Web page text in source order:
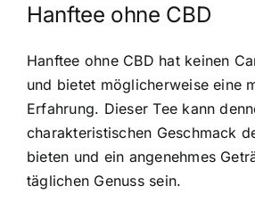
Hanftee ohne CBD
Hanftee ohne CBD hat keinen
und bietet möglicherweise eine
Erfahrung. Dieser Tee kann
charakteristischen Geschmack
bieten und ein angenehmes
täglichen Genuss sein.